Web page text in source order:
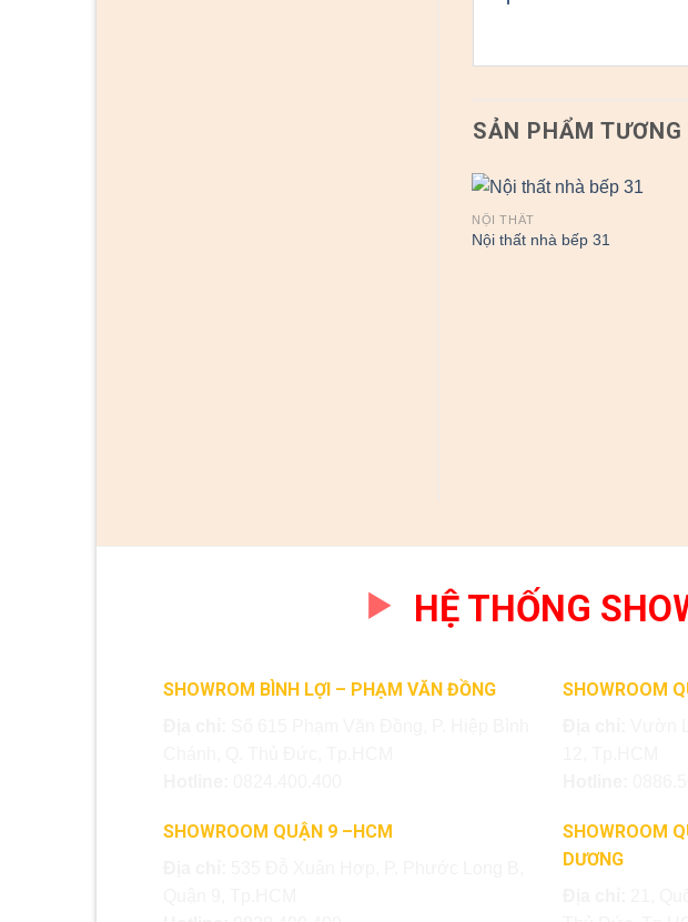
SẢN PHẨM TƯƠNG
NỘI THẤT
Nội thất nhà bếp 31
HỆ THỐNG
SHOWROM BÌNH LỢI – PHẠM VĂN ĐỒNG
SHOWROOM QUẬN 9 –HCM
SHOWROOM
SHOWROOM
DƯƠNG